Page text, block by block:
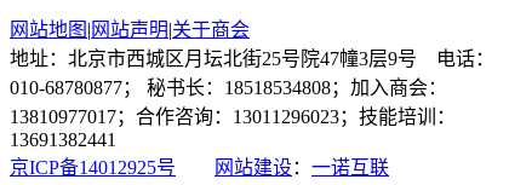
网站地图 | 网站声明|关于商会
地址：北京市西城区月坛北街25号院47幢3层9号 电话：
010-68780877； 秘书长：18518534808；加入商会：
13810977017；合作咨询：13011296023；技能培训：
13691382441
京ICP备14012925号
网站建设： 一诺互联